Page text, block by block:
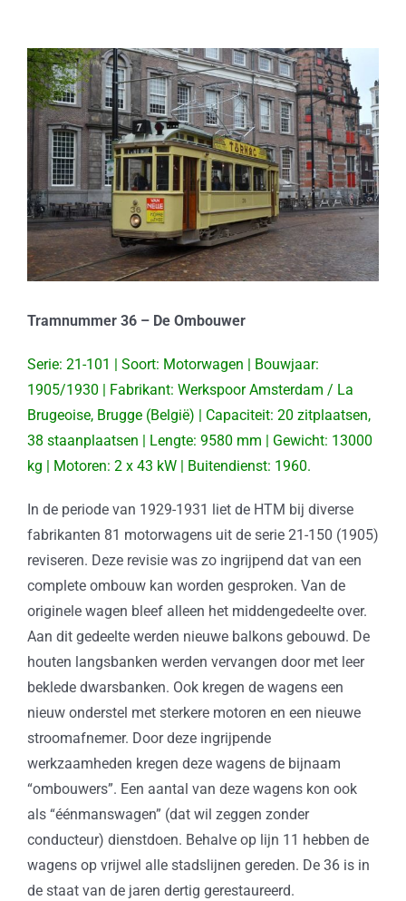
Tramnummer 36 – De Ombouwer
Serie: 21-101 | Soort: Motorwagen | Bouwjaar:
1905/1930 | Fabrikant: Werkspoor Amsterdam / La
Brugeoise, Brugge (België) | Capaciteit: 20 zitplaatsen,
38 staanplaatsen | Lengte: 9580 mm | Gewicht: 13000
kg | Motoren: 2 x 43 kW | Buitendienst: 1960.
In de periode van 1929-1931 liet de HTM bij diverse
fabrikanten 81 motorwagens uit de serie 21-150 (1905)
reviseren. Deze revisie was zo ingrijpend dat van een
complete ombouw kan worden gesproken. Van de
originele wagen bleef alleen het middengedeelte over.
Aan dit gedeelte werden nieuwe balkons gebouwd. De
houten langsbanken werden vervangen door met leer
beklede dwarsbanken. Ook kregen de wagens een
nieuw onderstel met sterkere motoren en een nieuwe
stroomafnemer. Door deze ingrijpende
werkzaamheden kregen deze wagens de bijnaam
“ombouwers”. Een aantal van deze wagens kon ook
als “éénmanswagen” (dat wil zeggen zonder
conducteur) dienstdoen. Behalve op lijn 11 hebben de
wagens op vrijwel alle stadslijnen gereden. De 36 is in
de staat van de jaren dertig gerestaureerd.